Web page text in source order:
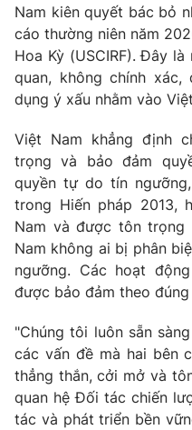
Chuyên mục khác
Emagazine
Photo
Video
VTV Money
VTV Sức khoẻ
VTV4
VTV9
Nam kiên quyết bác bỏ
cáo thường niên năm
Hoa Kỳ (USCIRF). Đây
quan, không chính
dụng ý xấu nhằm vào
Việt Nam khẳng định
trọng và bảo đảm
quyền tự do tín
trong Hiến pháp 2013,
Nam và được tôn
Nam không ai bị phân
ngưỡng. Các hoạt
được bảo đảm theo
"Chúng tôi luôn sẵn
các vấn đề mà hai bên
thẳng thắn, cởi mở và
quan hệ Đối tác chiến
tác và phát triển bền